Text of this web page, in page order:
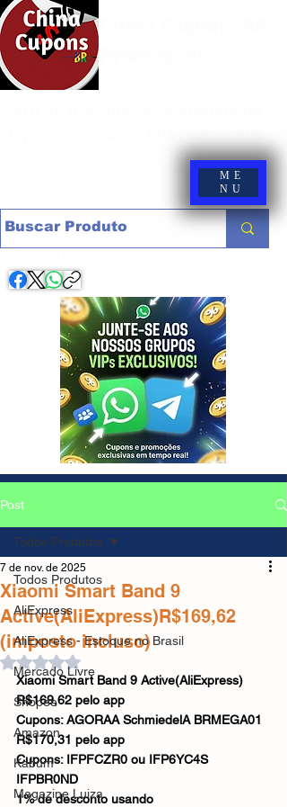
ME
NU
Post
Todos Produtos
AliExpress
AliExpress - Estoque no Brasil
Mercado Livre
Shopee
Amazon
Kabum
Magazine Luiza
Todos Produtos
Xiaomi Smart Band 9
Active(AliExpress)R$169,62
(imposto incluso)
7 de nov. de 2025
Avaliado com NaN de 5 estrelas.
Xiaomi Smart Band 9 Active(AliExpress)
R$169,62 pelo app
Cupons: AGORAA SchmiedelA BRMEGA01
R$170,31 pelo app
Cupons: IFPFCZR0 ou IFP6YC4S
IFPBR0ND
1% de desconto usando